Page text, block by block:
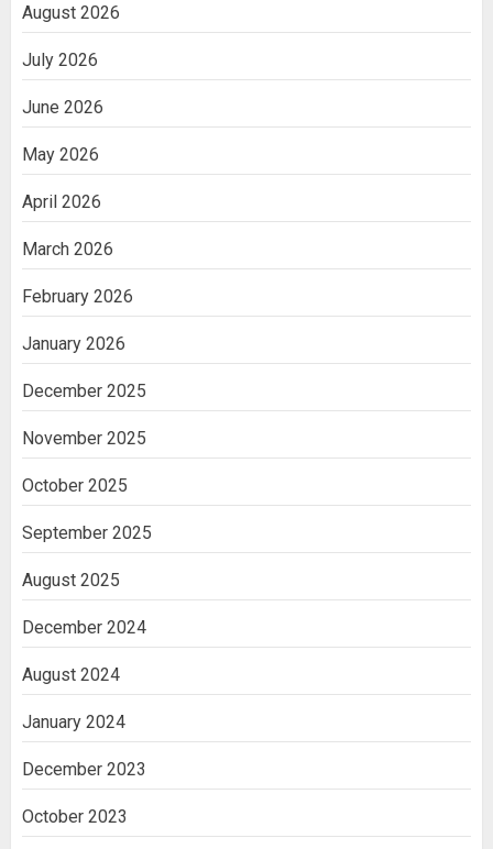
August 2026
July 2026
June 2026
May 2026
April 2026
March 2026
February 2026
January 2026
December 2025
November 2025
October 2025
September 2025
August 2025
December 2024
August 2024
January 2024
December 2023
October 2023